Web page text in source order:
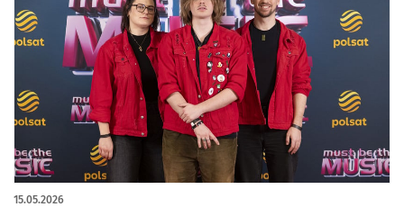
15.05.2026